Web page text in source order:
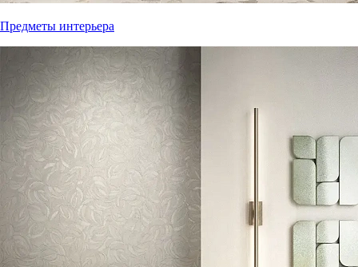
Предметы интерьера